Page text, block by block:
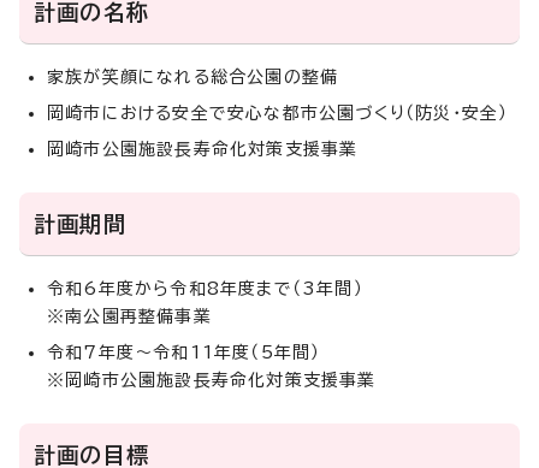
計画の名称
家族が笑顔になれる総合公園の整備
岡崎市における安全で安心な都市公園づくり（防災・安全）
岡崎市公園施設長寿命化対策支援事業
計画期間
令和6年度から令和8年度まで（3年間）
※南公園再整備事業
令和7年度～令和11年度（5年間）
※岡崎市公園施設長寿命化対策支援事業
計画の目標